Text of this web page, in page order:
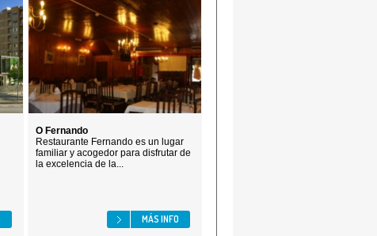
O Fernando
Restaurante Fernando es un lugar
familiar y acogedor para disfrutar de
la excelencia de la...
MÁS INFO